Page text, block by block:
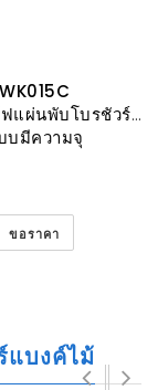
WK015C
บรชัวร์ ออกแบบสั่งพิมพ์ตามสั่ง
บมีความจุ
ขอราคา
แบงค์ไม้